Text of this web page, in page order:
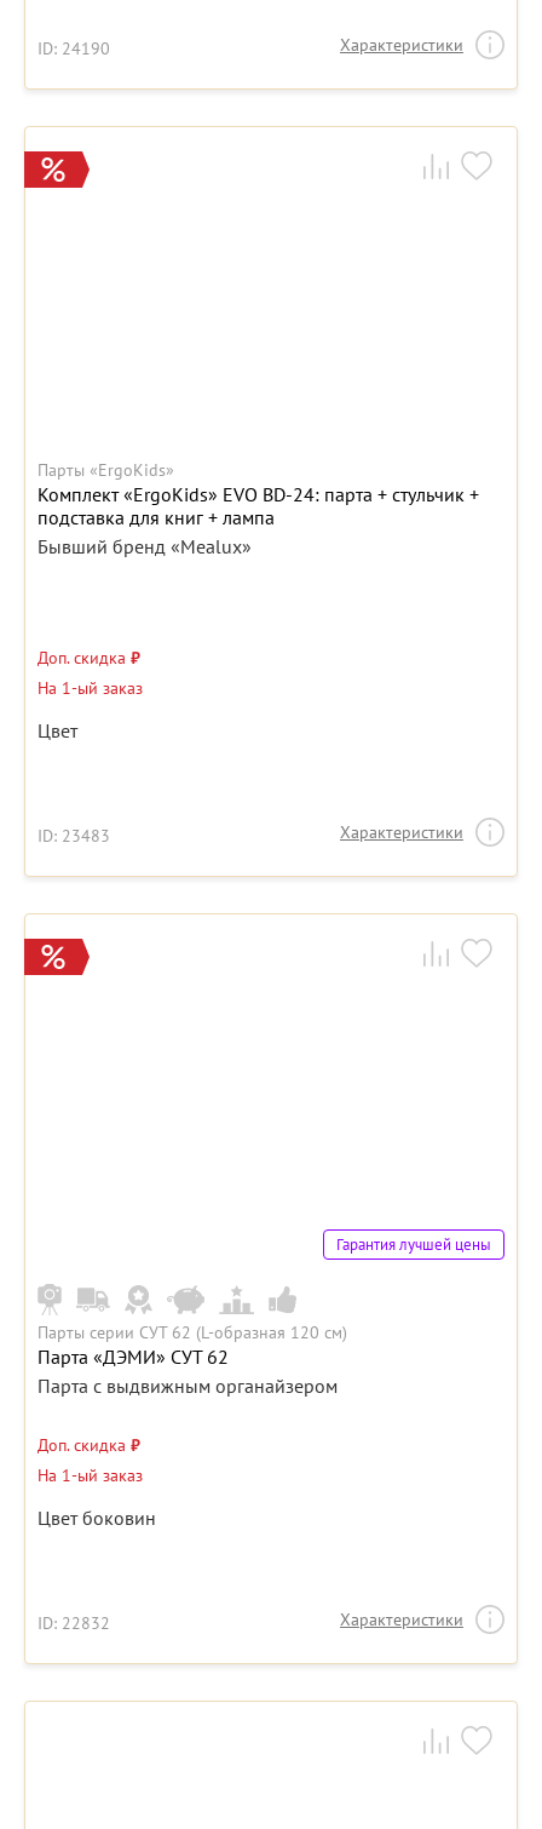
ID: 24190 Характеристики
Парты «ErgoKids»
Комплект «ErgoKids» EVO BD-24: парта + стульчик +
подставка для книг + лампа
Бывший бренд «Mealux»
Доп. скидка ₽
На 1-ый заказ
Цвет
ID: 23483 Характеристики
Гарантия лучшей цены
Парты серии СУТ 62 (L-образная 120 см)
Парта «ДЭМИ» СУТ 62
Парта с выдвижным органайзером
Доп. скидка ₽
На 1-ый заказ
Цвет боковин
ID: 22832 Характеристики